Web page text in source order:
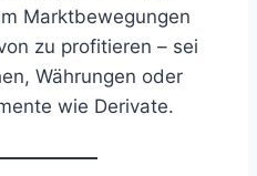
Marktbewegungen
zu profitieren – sei
Währungen oder
wie Derivate.